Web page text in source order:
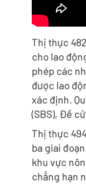
Thị thực
cho lao
phép các
được lao
xác định.
(SBS), Đề
Thị thực
ba giai
khu vực
chẳng hạn